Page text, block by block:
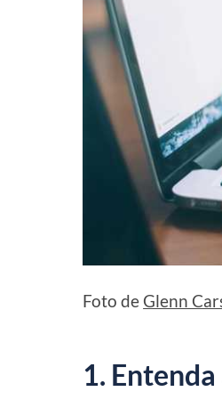
Foto de Glenn
1.